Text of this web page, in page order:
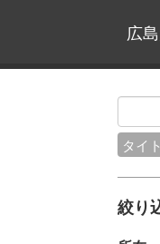
広
タイ
絞り